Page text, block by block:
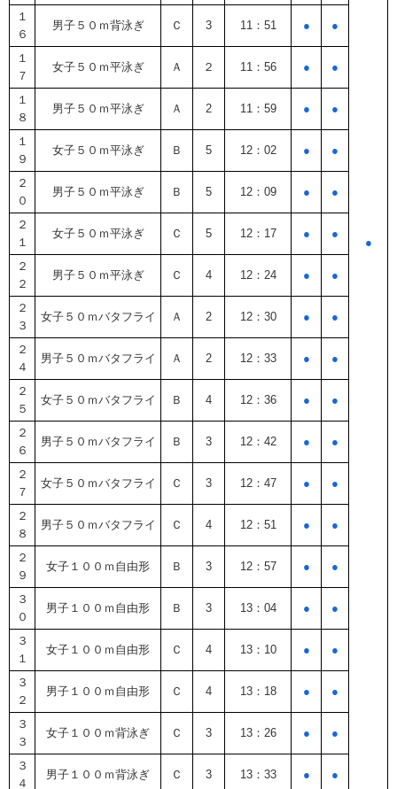
●
１
６
男子５０ｍ背泳ぎ Ｃ 3 11：51 ● ●
１
７
女子５０ｍ平泳ぎ Ａ ２ 11：56 ● ●
１
８
男子５０ｍ平泳ぎ Ａ 2 11：59 ● ●
１
９
女子５０ｍ平泳ぎ Ｂ 5 12：02 ● ●
２
０
男子５０ｍ平泳ぎ Ｂ 5 12：09 ● ●
２
１
女子５０ｍ平泳ぎ Ｃ 5 12：17 ● ●
２
２
男子５０ｍ平泳ぎ Ｃ 4 12：24 ● ●
２
３
女子５０ｍバタフライ Ａ 2 12：30 ● ●
２
４
男子５０ｍバタフライ Ａ 2 12：33 ● ●
２
５
女子５０ｍバタフライ Ｂ 4 12：36 ● ●
２
６
男子５０ｍバタフライ Ｂ 3 12：42 ● ●
２
７
女子５０ｍバタフライ Ｃ 3 12：47 ● ●
２
８
男子５０ｍバタフライ Ｃ 4 12：51 ● ●
２
９
女子１００ｍ自由形 Ｂ 3 12：57 ● ●
３
０
男子１００ｍ自由形 Ｂ 3 13：04 ● ●
３
１
女子１００ｍ自由形 Ｃ 4 13：10 ● ●
３
２
男子１００ｍ自由形 Ｃ 4 13：18 ● ●
３
３
女子１００ｍ背泳ぎ Ｃ 3 13：26 ● ●
３
４
男子１００ｍ背泳ぎ Ｃ 3 13：33 ● ●